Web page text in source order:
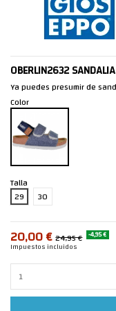
OBERLIN2632
Ya puedes presumir de
Color
Talla
29
30
20,00 € 24,95 € -4,95 €
Impuestos incluidos